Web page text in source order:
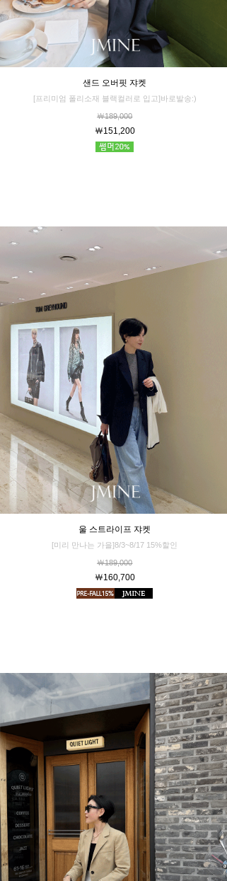
샌드 오버핏 쟈켓
[프리미엄 폴리소재 블랙컬러로 입고]바로발송:)
￦189,000
￦151,200
울 스트라이프 쟈켓
[미리 만나는 가을]8/3~8/17 15%할인
￦189,000
￦160,700